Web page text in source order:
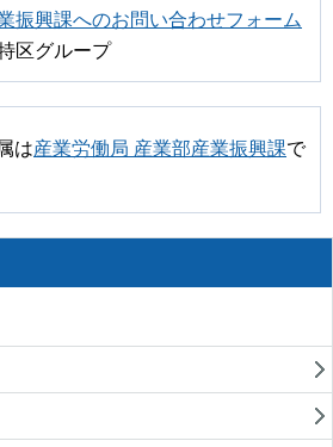
振興課へのお問い合わせフォーム
区グループ
は産業労働局 産業部産業振興課で